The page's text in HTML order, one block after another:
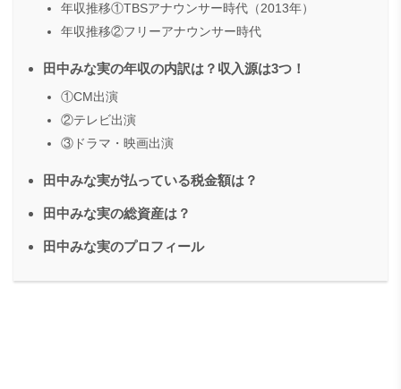
年収推移①TBSアナウンサー時代（2013年）
年収推移②フリーアナウンサー時代
田中みな実の年収の内訳は？収入源は3つ！
①CM出演
②テレビ出演
③ドラマ・映画出演
田中みな実が払っている税金額は？
田中みな実の総資産は？
田中みな実のプロフィール